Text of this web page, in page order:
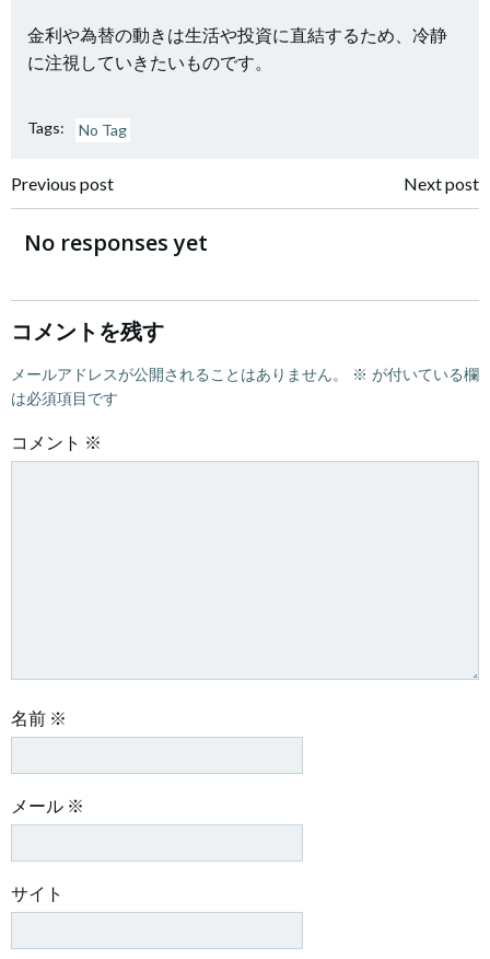
金利や為替の動きは生活や投資に直結するため、冷静
に注視していきたいものです。
Tags: No Tag
Post
navigation
Previous post Next post
No responses yet
コメントを残す
メールアドレスが公開されることはありません。 ※ が付いている欄
は必須項目です
コメント ※
名前 ※
メール ※
サイト